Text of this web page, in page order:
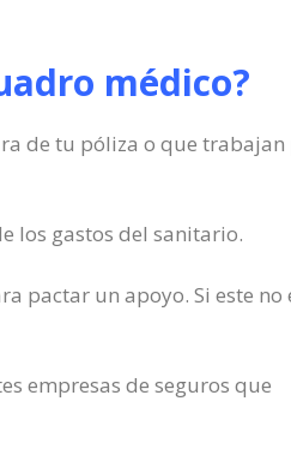
médico?
de tu póliza o que trabajan
los gastos del sanitario.
pactar un apoyo. Si este no
empresas de seguros que